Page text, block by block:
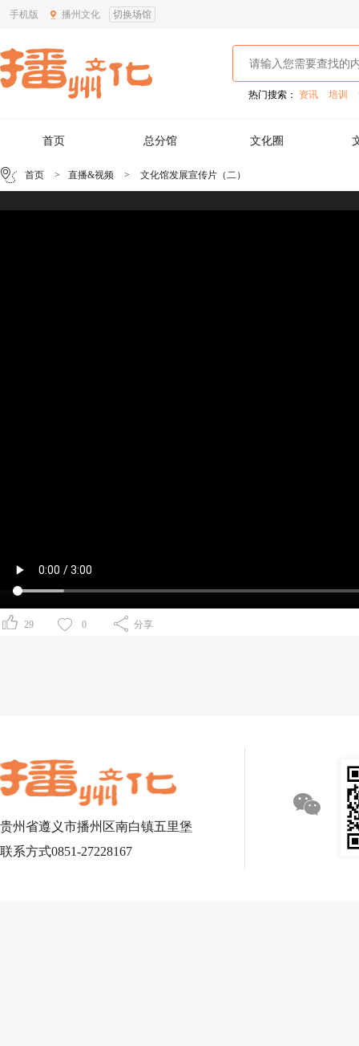
手机版 播州文化 切换场馆
热门搜索： 资讯 培训
首页 总分馆 文化圈
首页 > 直播&视频 > 文化馆发展宣传片（二）
29 0 分享
贵州省遵义市播州区南白镇五里堡
联系方式0851-27228167